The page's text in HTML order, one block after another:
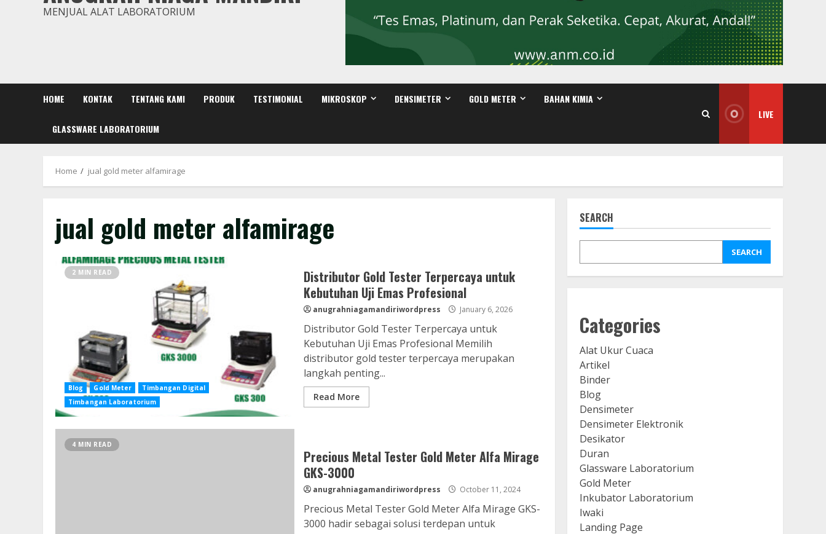
MENJUAL ALAT LABORATORIUM
HOME KONTAK TENTANG KAMI PRODUK TESTIMONIAL MIKROSKOP DENSIMETER GOLD METER BAHAN KIMIA
GLASSWARE LABORATORIUM
LIVE
Home jual gold meter alfamirage
jual gold meter alfamirage
2 MIN READ
Blog Gold Meter
Timbangan Digital
Timbangan Laboratorium
Distributor Gold Tester Terpercaya untuk
Kebutuhan Uji Emas Profesional
anugrahniagamandiriwordpress January 6, 2026
Distributor Gold Tester Terpercaya untuk
Kebutuhan Uji Emas Profesional Memilih
distributor gold tester terpercaya merupakan
langkah penting...
Read More
4 MIN READ
Precious Metal Tester Gold Meter Alfa Mirage
GKS-3000
anugrahniagamandiriwordpress October 11, 2024
Precious Metal Tester Gold Meter Alfa Mirage GKS-
3000 hadir sebagai solusi terdepan untuk
SEARCH
SEARCH
Categories
Alat Ukur Cuaca
Artikel
Binder
Blog
Densimeter
Densimeter Elektronik
Desikator
Duran
Glassware Laboratorium
Gold Meter
Inkubator Laboratorium
Iwaki
Landing Page